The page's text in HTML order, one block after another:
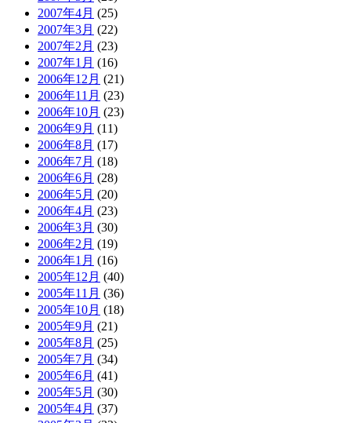
2007年4月 (25)
2007年3月 (22)
2007年2月 (23)
2007年1月 (16)
2006年12月 (21)
2006年11月 (23)
2006年10月 (23)
2006年9月 (11)
2006年8月 (17)
2006年7月 (18)
2006年6月 (28)
2006年5月 (20)
2006年4月 (23)
2006年3月 (30)
2006年2月 (19)
2006年1月 (16)
2005年12月 (40)
2005年11月 (36)
2005年10月 (18)
2005年9月 (21)
2005年8月 (25)
2005年7月 (34)
2005年6月 (41)
2005年5月 (30)
2005年4月 (37)